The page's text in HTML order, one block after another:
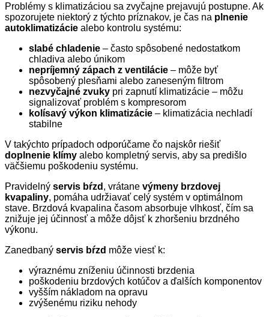
Problémy s klimatizáciou sa zvyčajne prejavujú postupne. Ak
spozorujete niektorý z týchto príznakov, je čas na plnenie
autoklimatizácie alebo kontrolu systému:
slabé chladenie – často spôsobené nedostatkom
chladiva alebo únikom
nepríjemný zápach z ventilácie – môže byť
spôsobený plesňami alebo zaneseným filtrom
nezvyčajné zvuky pri zapnutí klimatizácie – môžu
signalizovať problém s kompresorom
kolísavý výkon klimatizácie – klimatizácia nechladí
stabilne
V takýchto prípadoch odporúčame čo najskôr riešiť
doplnenie klímy alebo kompletný servis, aby sa predišlo
väčšiemu poškodeniu systému.
Pravidelný servis bŕzd , vrátane výmeny brzdovej
kvapaliny, pomáha udržiavať celý systém v optimálnom
stave. Brzdová kvapalina časom absorbuje vlhkosť, čím sa
znižuje jej účinnosť a môže dôjsť k zhoršeniu brzdného
výkonu.
Zanedbaný servis bŕzd môže viesť k:
výraznému zníženiu účinnosti brzdenia
poškodeniu brzdových kotúčov a ďalších komponentov
vyšším nákladom na opravu
zvýšenému riziku nehody